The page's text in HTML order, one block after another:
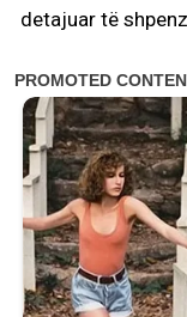
detajuar të